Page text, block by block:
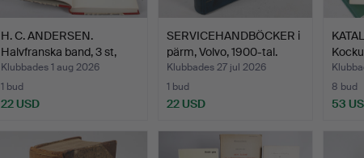
H. C. ANDERSEN.
Halvfranska band, 3 st,
Sa…
Klubbades 1 aug 2026
1 bud
22 USD
SERVICEHANDBÖCKER i
pärm, Volvo, 1900-tal.
Klubbades 27 jul 2026
1 bud
22 USD
8 bud
53